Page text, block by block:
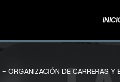
ORGANIZACIÓN DE CARRERAS Y